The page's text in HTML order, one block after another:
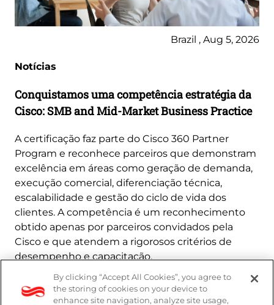
Brazil , Aug 5, 2026
Notícias
Conquistamos uma competência estratégia da
Cisco: SMB and Mid-Market Business Practice
A certificação faz parte do Cisco 360 Partner
Program e reconhece parceiros que demonstram
excelência em áreas como geração de demanda,
execução comercial, diferenciação técnica,
escalabilidade e gestão do ciclo de vida dos
clientes. A competência é um reconhecimento
obtido apenas por parceiros convidados pela
Cisco e que atendem a rigorosos critérios de
desempenho e capacitação.
Saiba mais
By clicking “Accept All Cookies”, you agree to
the storing of cookies on your device to
enhance site navigation, analyze site usage,